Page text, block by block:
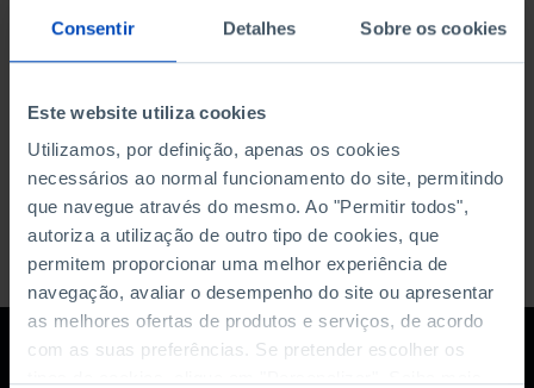
Consentir Detalhes Sobre os cookies
Este website utiliza cookies
Utilizamos, por definição, apenas os cookies
necessários ao normal funcionamento do site, permitindo
que navegue através do mesmo. Ao "Permitir todos",
autoriza a utilização de outro tipo de cookies, que
permitem proporcionar uma melhor experiência de
navegação, avaliar o desempenho do site ou apresentar
as melhores ofertas de produtos e serviços, de acordo
com as suas preferências. Se pretender escolher os
DATA DE FIM